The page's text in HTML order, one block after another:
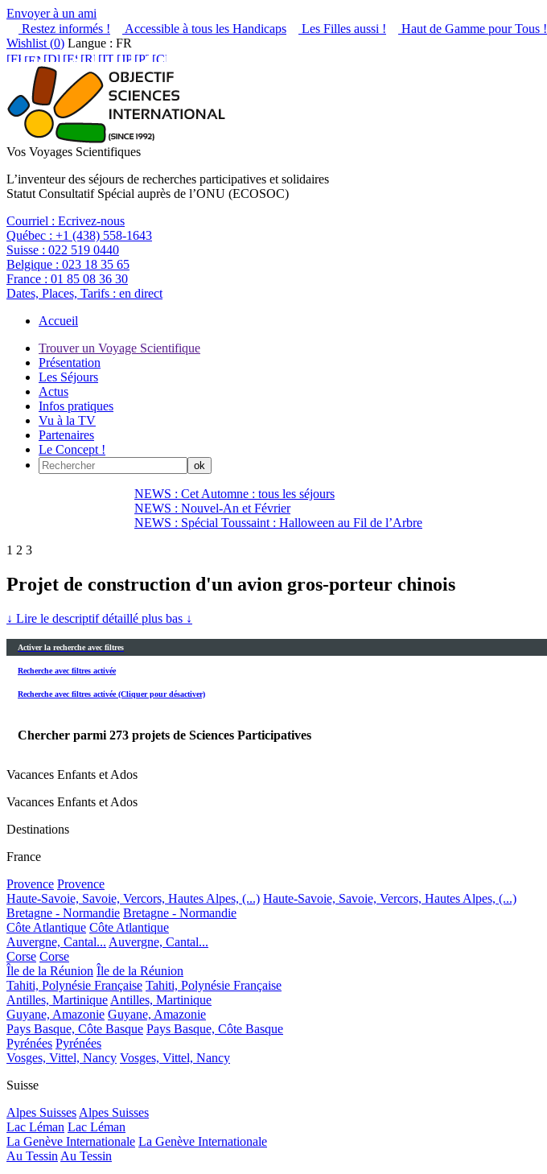
Envoyer à un ami
Restez informés !
Accessible à tous les Handicaps Les Filles aussi ! Haut de Gamme pour Tous !
Wishlist (0) Langue : FR
Vos Voyages Scientifiques
L’inventeur des séjours de recherches participatives et solidaires
Statut Consultatif Spécial auprès de l’ONU (ECOSOC)
Courriel : Ecrivez-nous
Québec : +1 (438) 558-1643
Suisse : 022 519 0440
Belgique : 023 18 35 65
France : 01 85 08 36 30
Dates, Places, Tarifs : en direct
Accueil
Trouver un Voyage Scientifique
Présentation
Les Séjours
Actus
Infos pratiques
Vu à la TV
Partenaires
Le Concept !
NEWS : Cet Automne : tous les séjours
NEWS : Nouvel-An et Février
NEWS : Spécial Toussaint : Halloween au Fil de l’Arbre
1 2 3
Projet de construction d'un avion gros-porteur chinois
↓ Lire le descriptif détaillé plus bas ↓
Activer la recherche avec filtres
Recherche avec filtres activée
Recherche avec filtres activée (Cliquer pour désactiver)
Chercher parmi 273 projets de Sciences Participatives
Vacances Enfants et Ados
Vacances Enfants et Ados
Destinations
France
Provence Provence
Haute-Savoie, Savoie, Vercors, Hautes Alpes, (...) Haute-Savoie, Savoie, Vercors, Hautes Alpes, (...)
Bretagne - Normandie Bretagne - Normandie
Côte Atlantique Côte Atlantique
Auvergne, Cantal... Auvergne, Cantal...
Corse Corse
Île de la Réunion Île de la Réunion
Tahiti, Polynésie Française Tahiti, Polynésie Française
Antilles, Martinique Antilles, Martinique
Guyane, Amazonie Guyane, Amazonie
Pays Basque, Côte Basque Pays Basque, Côte Basque
Pyrénées Pyrénées
Vosges, Vittel, Nancy Vosges, Vittel, Nancy
Suisse
Alpes Suisses Alpes Suisses
Lac Léman Lac Léman
La Genève Internationale La Genève Internationale
Au Tessin Au Tessin